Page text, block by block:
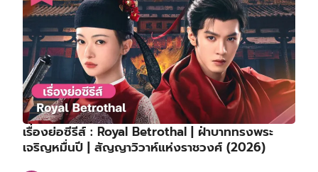
เรื่องย่อซีรีส์ : Royal Betrothal | ฝ่าบาททรงพระ
เจริญหมื่นปี | สัญญาวิวาห์แห่งราชวงศ์ (2026)